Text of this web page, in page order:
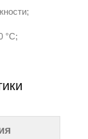
°С;